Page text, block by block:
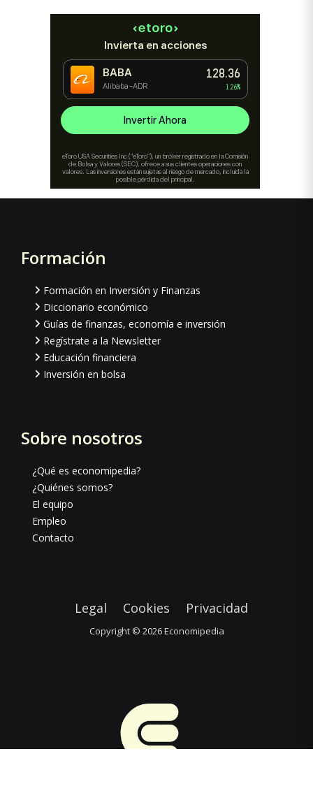
Footer
Formación
Formación en Inversión y Finanzas
Diccionario económico
Guías de finanzas, economía e inversión
Regístrate a la Newsletter
Educación financiera
Inversión en bolsa
Sobre nosotros
¿Qué es economipedia?
¿Quiénes somos?
El equipo
Empleo
Contacto
Legal Cookies Privacidad
Copyright © 2026Economipedia